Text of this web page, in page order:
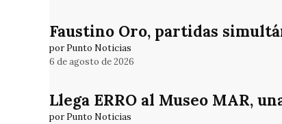
Faustino Oro, partidas
por Punto Noticias
6 de agosto de 2026
Llega ERRO al Museo MAR,
por Punto Noticias